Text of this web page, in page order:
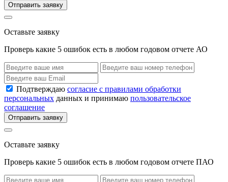
Отправить заявку
Оставьте заявку
Проверь какие 5 ошибок есть в любом годовом отчете АО
Подтверждаю согласие с правилами обработки
персональных данных и принимаю пользовательское
соглашение
Отправить заявку
Оставьте заявку
Проверь какие 5 ошибок есть в любом годовом отчете ПАО